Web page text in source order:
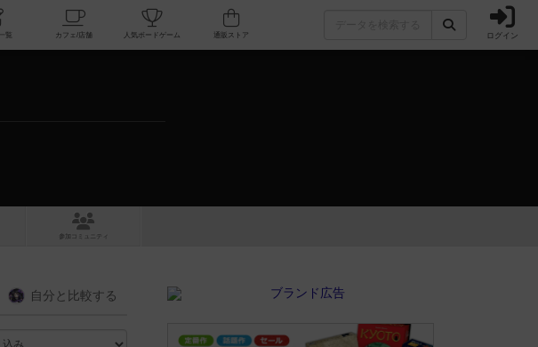
掲示板一覧 カフェ/店舗 人気ボードゲーム ログイン
コミュニティ
自分と 比較する